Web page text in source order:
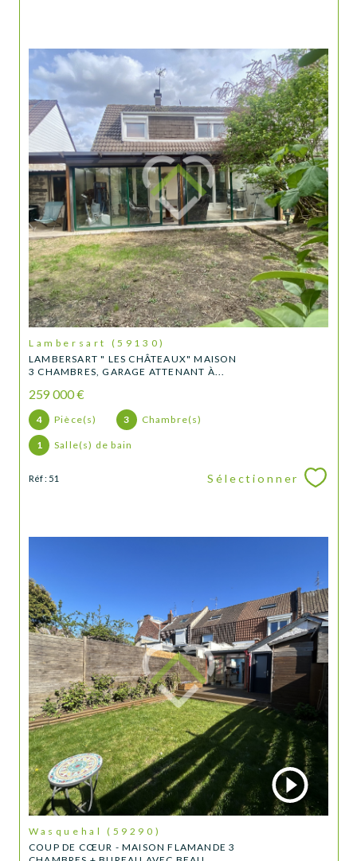
Lambersart (59130)
LAMBERSART " LES CHÂTEAUX" MAISON
3 CHAMBRES, GARAGE ATTENANT À...
259 000 €
4 Pièce(s) 3 Chambre(s)
1 Salle(s) de bain
Réf : 51 Sélectionner
Wasquehal (59290)
COUP DE CŒUR - MAISON FLAMANDE 3